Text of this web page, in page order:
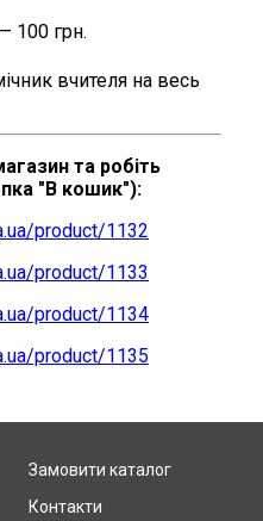
100 грн.
вчителя на весь
та робіть
"В кошик"):
product/1132
product/1133
product/1134
product/1135
Замовити каталог
Контакти